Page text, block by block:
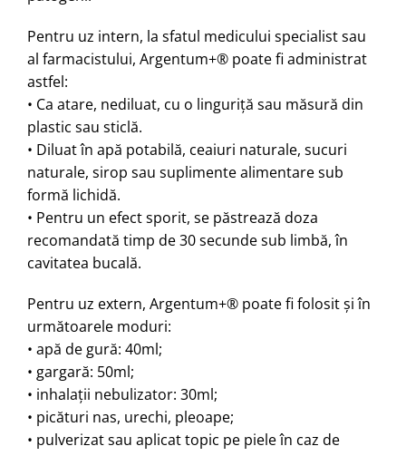
Pentru uz intern, la sfatul medicului specialist sau
al farmacistului, Argentum+® poate fi administrat
astfel:
• Ca atare, nediluat, cu o linguriţă sau măsură din
plastic sau sticlă.
• Diluat în apă potabilă, ceaiuri naturale, sucuri
naturale, sirop sau suplimente alimentare sub
formă lichidă.
• Pentru un efect sporit, se păstrează doza
recomandată timp de 30 secunde sub limbă, în
cavitatea bucală.
Pentru uz extern, Argentum+® poate fi folosit şi în
următoarele moduri:
• apă de gură: 40ml;
• gargară: 50ml;
• inhalaţii nebulizator: 30ml;
• picături nas, urechi, pleoape;
• pulverizat sau aplicat topic pe piele în caz de